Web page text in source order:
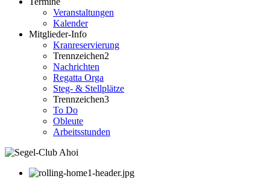
Veranstaltungen
Kalender
Mitglieder-Info
Kranreservierung
Trennzeichen2
Nachrichten
Regatta Orga
Steg- & Stellplätze
Trennzeichen3
To Do
Obleute
Arbeitsstunden